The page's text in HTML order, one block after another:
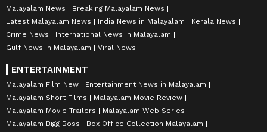
Malayalam News
Breaking Malayalam News
Latest Malayalam News
India News in Malayalam
Kerala News
Crime News
International News in Malayalam
Gulf News in Malayalam
Viral News
ENTERTAINMENT
Malayalam Film New
Entertainment News in Malayalam
Malayalam Short Films
Malayalam Movie Review
Malayalam Movie Trailers
Malayalam Web Series
Malayalam Bigg Boss
Box Office Collection Malayalam